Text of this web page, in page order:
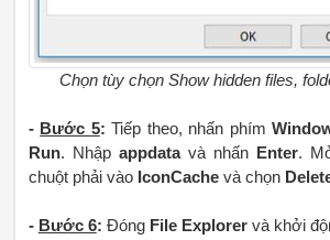
Chọn tùy chọn Show hidden files,
- Bước 5: Tiếp theo, nhấn phím
Run. Nhập appdatavà nhấn Enter.
chuột phải vào IconCachevà chọn
- Bước 6: Đóng File Explorervà khởi